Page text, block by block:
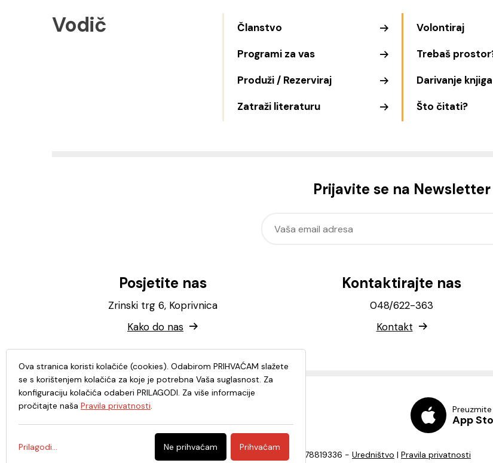
Vodič
Članstvo
Programi za vas
Produži / Rezerviraj
Zatraži literaturu
Volontiraj
Trebaš
Darivanje knjiga
Što čitati?
Prijavite se na Newsletter
Posjetite nas
Zrinski trg 6, Koprivnica
Kako do nas
Kontaktirajte nas
048/622-363
Kontakt
App
© 2026. - Knjižnica i čitaonica Fran Galović Koprivnica - OIB: 82278819336 - Uredništvo | Pravila privatnosti
Ova stranica koristi kolačiće (cookies). Odabirom PRIHVAĆAM slažete
se s korištenjem kolačića za koje je potrebna Vaša suglasnost. Za
konfiguraciju kolačića odaberi PRILAGODI. Za više informacije
pročitajte naša Pravila privatnosti.
Prilagodi... Ne prihvaćam Prihvaćam